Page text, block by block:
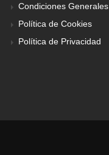
Condiciones Generales
Política de Cookies
Política de Privacidad